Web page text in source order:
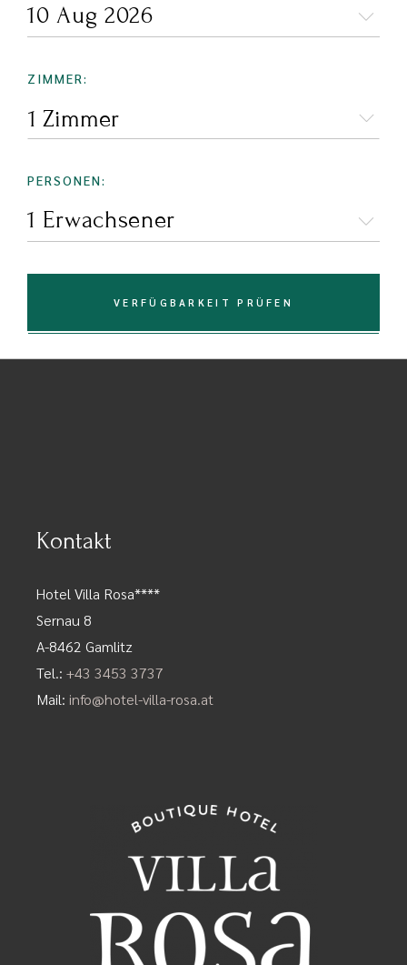
ZIMMER:
1 Zimmer
PERSONEN:
VERFÜGBARKEIT PRÜFEN
Kontakt
Hotel Villa Rosa****
Sernau 8
A-8462 Gamlitz
Tel.: +43 3453 3737
Mail: info@hotel-villa-rosa.at